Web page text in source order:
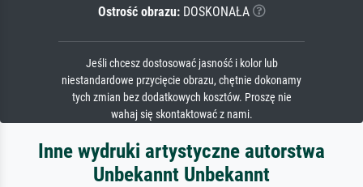
Ostrość obrazu:DOSKONAŁA
Jeśli chcesz dostosować jasność i kolor lub
niestandardowe przycięcie obrazu, chętnie dokonamy
tych zmian bez dodatkowych kosztów. Proszę nie
wahaj się skontaktować z nami.
Inne wydruki artystyczne autorstwa
Unbekannt Unbekannt